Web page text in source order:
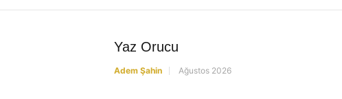
Yaz Orucu
Adem Şahin Ağustos 2026